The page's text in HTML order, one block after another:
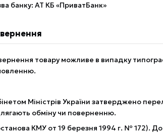
банку: АТ КБ «ПриватБанк»
товару можливе в випадку
Міністрів України затверджено
обміну чи поверненню.
КМУ от 19 березня 1994 г. № 172).